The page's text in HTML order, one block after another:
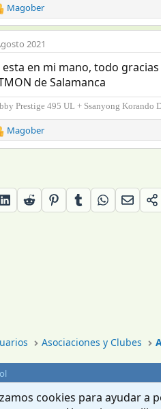
Magober
2021
esta en mi mano, todo
de Salamanca
Prestige 495 UL + Ssanyong Korando
Magober
Asociaciones y Clubes
© 2010-2024 XenForo Ltd.
cookies para ayudar a